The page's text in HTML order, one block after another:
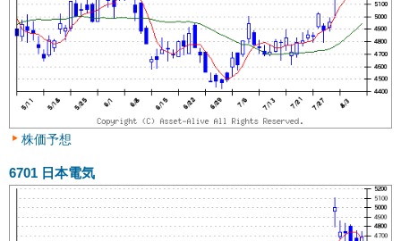
株価予想
6701 日本電気